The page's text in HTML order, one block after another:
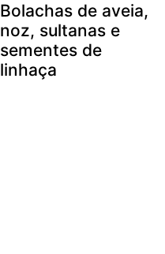
Bolachas de aveia,
noz, sultanas e
sementes de
linhaça